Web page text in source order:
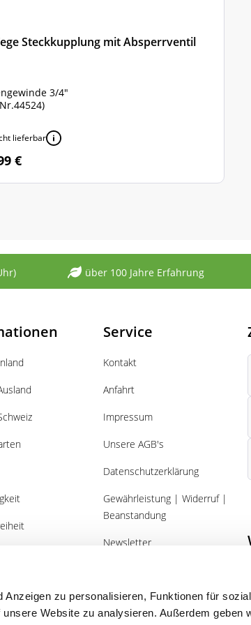
zu personalisieren, Funktionen für
Website zu analysieren. Außerdem geben
Steckkupplung mit Absperrventil
3/4"
lieferbar
€
über 100 Jahre Erfahrung
Service
Kontakt
Anfahrt
Impressum
Unsere AGB's
Datenschutzerklärung
Gewährleistung | Widerruf |
Beanstandung
Newsletter